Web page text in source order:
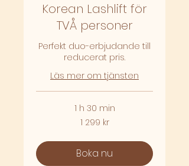
Korean Lashlift för
TVÅ personer
Perfekt duo-erbjudande till
reducerat pris.
Läs mer om tjänsten
1 h 30 min
1 299 kr
Boka nu